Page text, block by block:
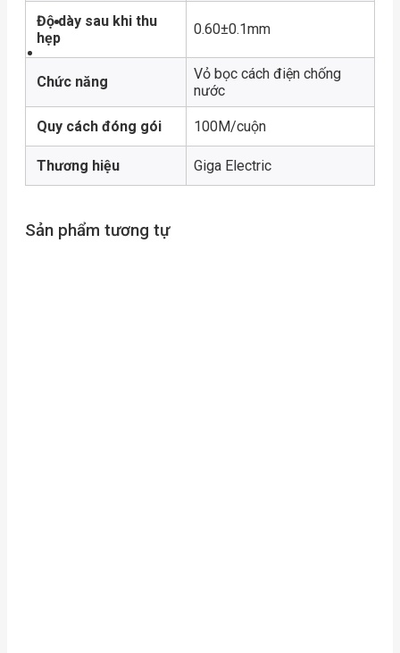
Độ dày sau khi thu
hẹp
0.60±0.1mm
Chức năng
Vỏ bọc cách điện chống
nước
Quy cách đóng gói 100M/cuộn
Thương hiệu Giga Electric
Sản phẩm tương tự